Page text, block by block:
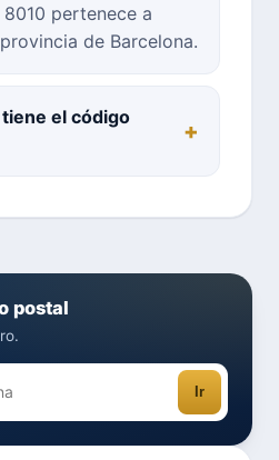
pertenece a
de Barcelona.
el código
postal
Ir